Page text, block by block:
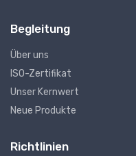
Begleitung
Über uns
ISO-Zertifikat
Unser Kernwert
Neue Produkte
Richtlinien